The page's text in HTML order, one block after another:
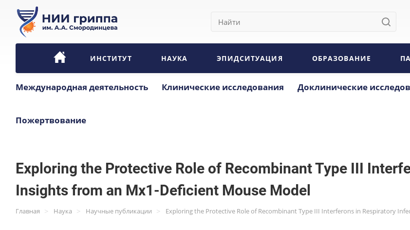
ИНСТИТУТ НАУКА ЭПИДСИТУАЦИЯ ОБРАЗОВАНИЕ
Международная деятельность Клинические исследования Доклинические
Пожертвование
Exploring the Protective Role of Recombinant Type III
Insights from an Mx1-Deficient Mouse Model
Главная > Наука > Научные публикации > Exploring the Protective Role of Recombinant Type III Interferons in Respiratory